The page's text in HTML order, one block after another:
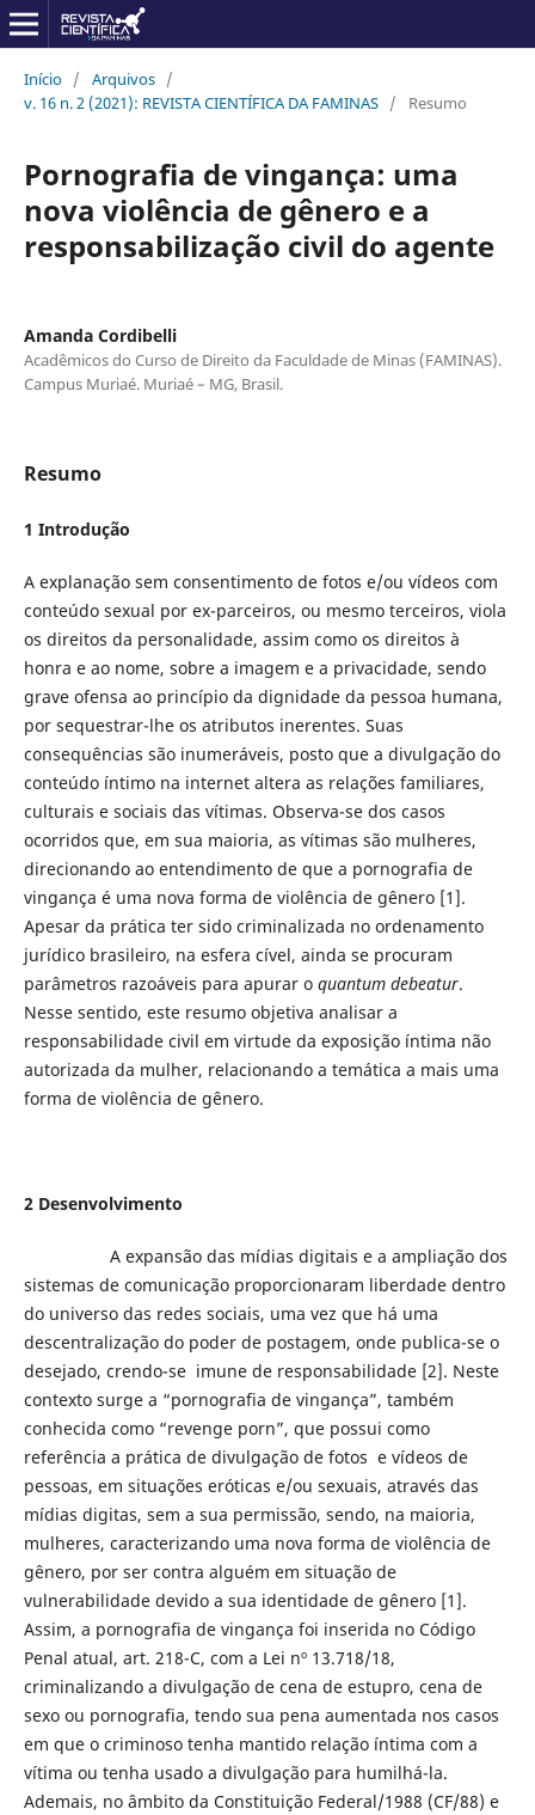
Início / Arquivos /
v. 16 n. 2 (2021): REVISTA CIENTÍFICA DA FAMINAS / Resumo
Pornografia de vingança: uma
nova violência de gênero e a
responsabilização civil do agente
Amanda Cordibelli
Acadêmicos do Curso de Direito da Faculdade de Minas (FAMINAS).
Campus Muriaé. Muriaé – MG, Brasil.
Resumo
1 Introdução
A explanação sem consentimento de fotos e/ou vídeos com
conteúdo sexual por ex-parceiros, ou mesmo terceiros, viola
os direitos da personalidade, assim como os direitos à
honra e ao nome, sobre a imagem e a privacidade, sendo
grave ofensa ao princípio da dignidade da pessoa humana,
por sequestrar-lhe os atributos inerentes. Suas
consequências são inumeráveis, posto que a divulgação do
conteúdo íntimo na internet altera as relações familiares,
culturais e sociais das vítimas. Observa-se dos casos
ocorridos que, em sua maioria, as vítimas são mulheres,
direcionando ao entendimento de que a pornografia de
vingança é uma nova forma de violência de gênero [1].
Apesar da prática ter sido criminalizada no ordenamento
jurídico brasileiro, na esfera cível, ainda se procuram
parâmetros razoáveis para apurar o quantum debeatur.
Nesse sentido, este resumo objetiva analisar a
responsabilidade civil em virtude da exposição íntima não
autorizada da mulher, relacionando a temática a mais uma
forma de violência de gênero.
2 Desenvolvimento
A expansão das mídias digitais e a ampliação dos
sistemas de comunicação proporcionaram liberdade dentro
do universo das redes sociais, uma vez que há uma
descentralização do poder de postagem, onde publica-se o
desejado, crendo-se imune de responsabilidade [2]. Neste
contexto surge a “pornografia de vingança”, também
conhecida como “revenge porn”, que possui como
referência a prática de divulgação de fotos e vídeos de
pessoas, em situações eróticas e/ou sexuais, através das
mídias digitas, sem a sua permissão, sendo, na maioria,
mulheres, caracterizando uma nova forma de violência de
gênero, por ser contra alguém em situação de
vulnerabilidade devido a sua identidade de gênero [1].
Assim, a pornografia de vingança foi inserida no Código
Penal atual, art. 218-C, com a Lei nº 13.718/18,
criminalizando a divulgação de cena de estupro, cena de
sexo ou pornografia, tendo sua pena aumentada nos casos
em que o criminoso tenha mantido relação íntima com a
vítima ou tenha usado a divulgação para humilhá-la.
Ademais, no âmbito da Constituição Federal/1988 (CF/88) e